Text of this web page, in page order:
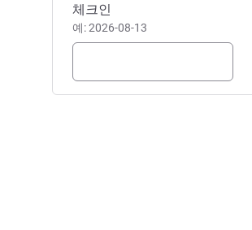
이 호텔 예약하기
체크인
예: 2026-08-13